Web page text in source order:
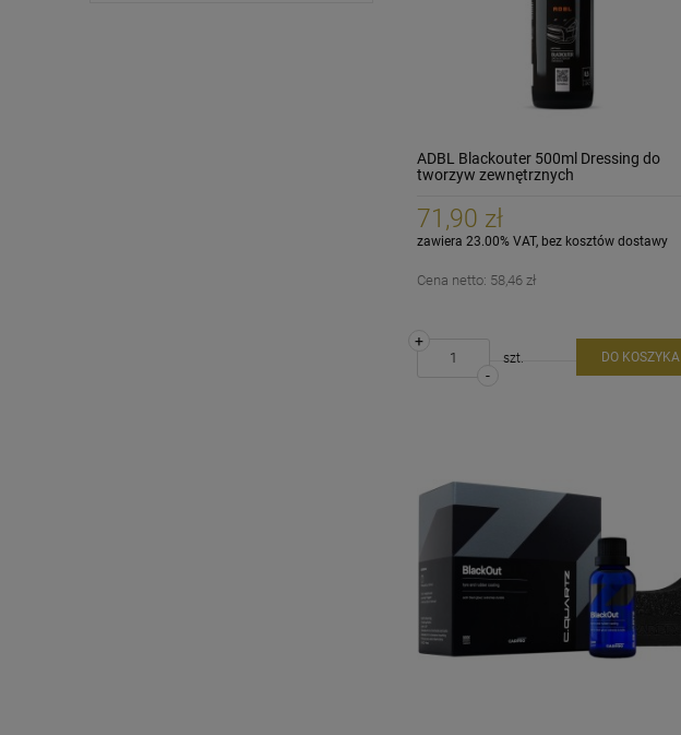
ADBL Blackouter 500ml Dressing do
tworzyw zewnętrznych
71,90 zł
zawiera 23.00% VAT, bez kosztów dostawy
Cena netto: 58,46 zł
-
+
szt. DO KOSZYKA